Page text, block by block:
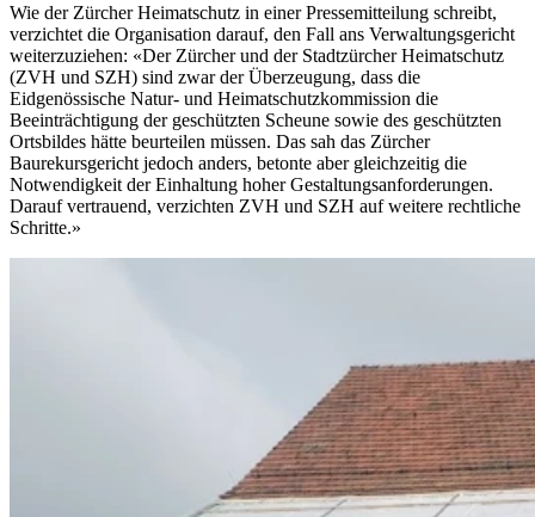
Wie der Zürcher Heimatschutz in einer Pressemitteilung schreibt,
verzichtet die Organisation darauf, den Fall ans Verwaltungsgericht
weiterzuziehen: «Der Zürcher und der Stadtzürcher Heimatschutz
(ZVH und SZH) sind zwar der Überzeugung, dass die
Eidgenössische Natur- und Heimatschutzkommission die
Beeinträchtigung der geschützten Scheune sowie des geschützten
Ortsbildes hätte beurteilen müssen. Das sah das Zürcher
Baurekursgericht jedoch anders, betonte aber gleichzeitig die
Notwendigkeit der Einhaltung hoher Gestaltungsanforderungen.
Darauf vertrauend, verzichten ZVH und SZH auf weitere rechtliche
Schritte.»